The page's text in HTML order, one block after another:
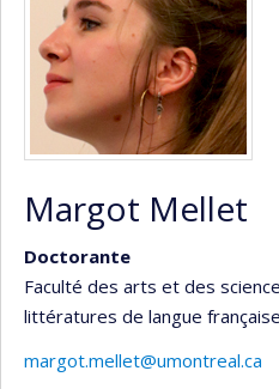
Margot Mellet
Doctorante
Faculté des arts et des
littératures de langue française
margot.mellet@umontreal.ca